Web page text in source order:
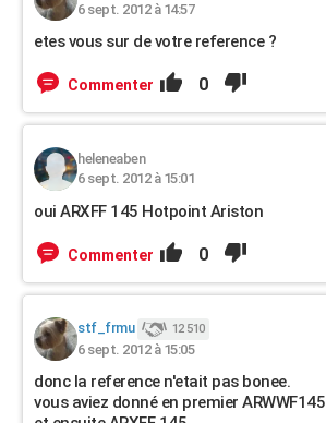
6 sept. 2012 à 14:57
etes vous sur de votre reference ?
Commenter 0
heleneaben
6 sept. 2012 à 15:01
oui ARXFF 145 Hotpoint Ariston
Commenter 0
stf_frmu 12 510
6 sept. 2012 à 15:05
donc la reference n'etait pas bonee.
vous aviez donné en premier ARWWF145